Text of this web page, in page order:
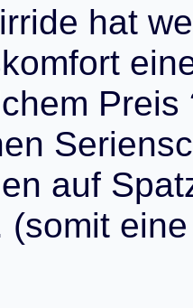
irride hat we
komfort ein
chem Preis
en Seriensc
en auf Spat
(somit eine